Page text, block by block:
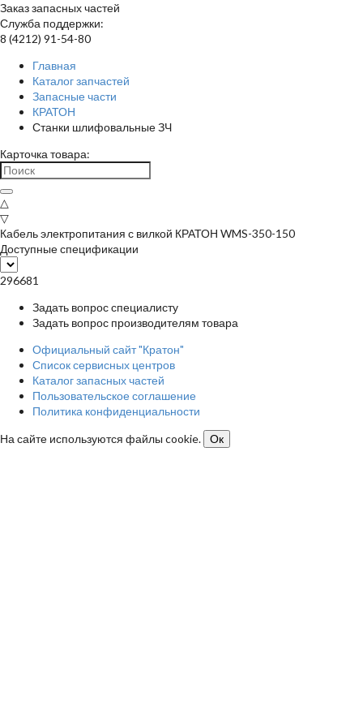
Заказ запасных частей
Служба поддержки:
8 (4212) 91-54-80
Главная
Каталог запчастей
Запасные части
КРАТОН
Станки шлифовальные ЗЧ
Карточка товара:
△
▽
Кабель электропитания с вилкой КРАТОН WMS-350-150
Доступные спецификации
296681
Задать вопрос специалисту
Задать вопрос производителям товара
Официальный сайт "Кратон"
Список сервисных центров
Каталог запасных частей
Пользовательское соглашение
Политика конфиденциальности
На сайте используются файлы cookie.
Ок